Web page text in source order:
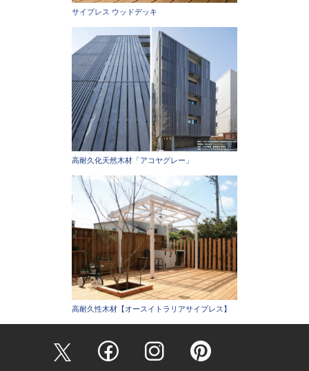
サイプレス ウッドデッキ
高耐久化天然木材「アコヤグレー」
高耐久性木材【オースイトラリアサイプレス】